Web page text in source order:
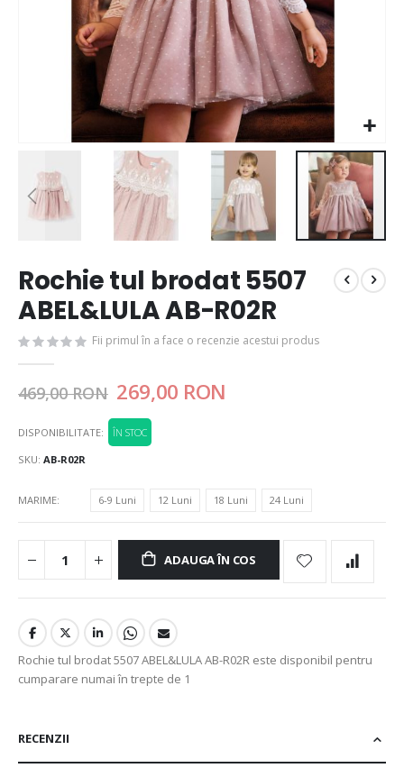
Rochie tul brodat 5507
ABEL&LULA AB-R02R
Fii primul în a face o recenzie acestui produs
469,00 RON 269,00 RON
DISPONIBILITATE:
ÎN STOC
SKU AB-R02R
MARIME 6-9 Luni 12 Luni 18 Luni 24 Luni
ADAUGA ÎN COS
Rochie tul brodat 5507 ABEL&LULA AB-R02R este disponibil pentru
cumparare numai în trepte de 1
RECENZII